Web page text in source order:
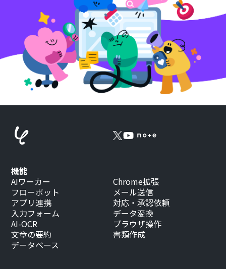
機能
AIワーカー
フローボット
アプリ連携
入力フォーム
AI-OCR
文章の要約
データベース
Chrome拡張
メール送信
対応・承認依頼
データ変換
ブラウザ操作
書類作成